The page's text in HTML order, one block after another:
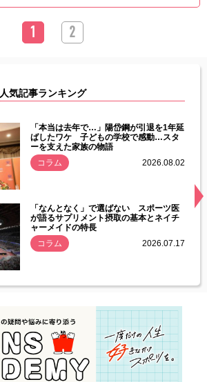
1 2
人気記事ランキング
「本当は去年で…」陽岱鋼が引退を1年延
ばしたワケ 子どもの学校で感動…スタ
ーを支えた家族の物語
コラム
2026.08.02
「なんとなく」で選ばない スポーツ医
が語るサプリメント摂取の基本とネイチ
ャーメイドの特長
コラム
2026.07.17